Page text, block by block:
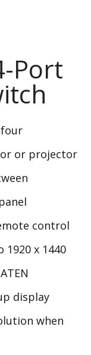
Port
or projector
control
x 1440
display
when